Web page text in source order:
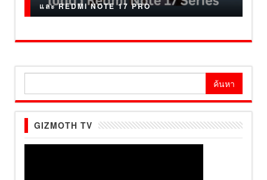
และ REDMI NOTE 17 PRO
GIZMOTH TV